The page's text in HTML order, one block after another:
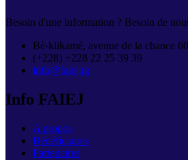
Besoin d'une information ? Besoin de
Bè-klikamé, avenue de la chance
(+228) +228 22 25 39 39
info@faiej.tg
Info FAIEJ
A propos
Bénéficiaires
Partenaires